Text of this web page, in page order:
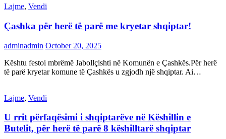
Lajme, Vendi
Çashka për herë të parë me kryetar shqiptar!
adminadmin October 20, 2025
Kështu festoi mbrëmë Jabollçishti në Komunën e Çashkës.Për herë
të parë kryetar komune të Çashkës u zgjodh një shqiptar. Ai…
Lajme, Vendi
U rrit përfaqësimi i shqiptarëve në Këshillin e
Butelit, për herë të parë 8 këshilltarë shqiptar